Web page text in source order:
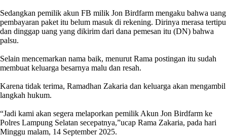
‎Sedangkan pemilik akun FB milik Jon Birdfarm mengaku bahwa uang
pembayaran paket itu belum masuk di rekening. Dirinya merasa tertipu
dan dinggap uang yang dikirim dari dana pemesan itu (DN) bahwa
palsu.
‎Selain mencemarkan nama baik, menurut Rama postingan itu sudah
membuat keluarga besarnya malu dan resah.
‎Karena tidak terima, Ramadhan Zakaria dan keluarga akan mengambil
langkah hukum.
‎“Jadi kami akan segera melaporkan pemilik Akun Jon Birdfarm ke
Polres Lampung Selatan secepatnya,”ucap Rama Zakaria, pada hari
Minggu malam, 14 September 2025.